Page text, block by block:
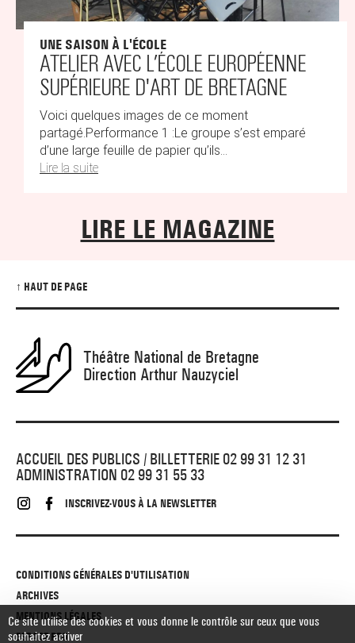
UNE SAISON À L'ÉCOLE
ATELIER AVEC L’ÉCOLE EUROPÉENNE
SUPÉRIEURE D'ART DE BRETAGNE
Voici quelques images de ce moment
partagé.Performance 1 :Le groupe s’est emparé
d’une large feuille de papier qu’ils...
Lire la suite
LIRE LE MAGAZINE
↑ HAUT DE PAGE
Théâtre National de Bretagne
Direction Arthur Nauzyciel
ACCUEIL DES PUBLICS / BILLETTERIE 02 99 31 12 31
ADMINISTRATION 02 99 31 55 33
INSCRIVEZ-VOUS À LA NEWSLETTER
CONDITIONS GÉNÉRALES D'UTILISATION
ARCHIVES
MENTIONS LÉGALES
ESPACE PRO
Ce site utilise des cookies et vous donne le contrôle sur ceux que vous
souhaitez activer